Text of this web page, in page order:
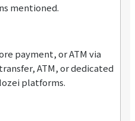
mentioned.
payment, or ATM via
ATM, or dedicated
platforms.